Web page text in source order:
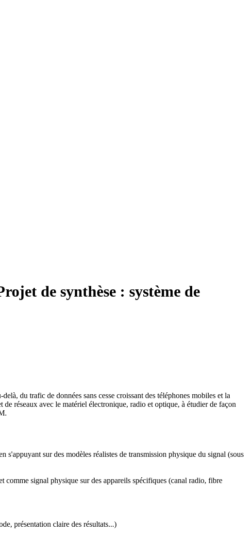
de synthèse : système de
delà, du trafic de données sans cesse croissant des téléphones mobiles et la
de réseaux avec le matériel électronique, radio et optique, à étudier de façon
sur des modèles réalistes de transmission physique du signal (sous
signal physique sur des appareils spécifiques (canal radio, fibre
présentation claire des résultats...)